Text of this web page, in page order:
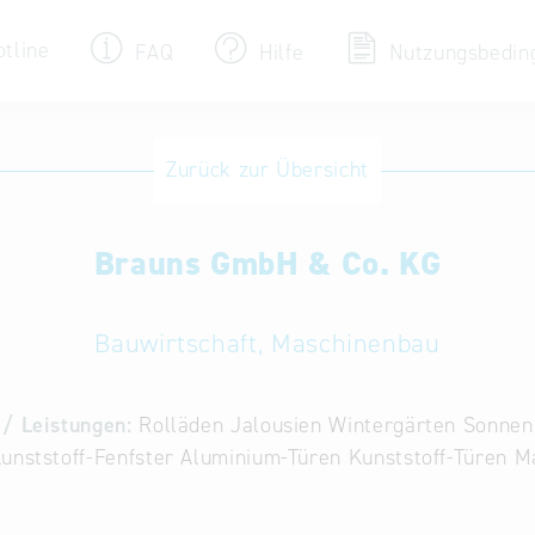
FAQ Hilfe
Eintrag ändern / löschen
Aktualisieren Sie Ihren bestehenden Eintrag
Internationale Datenbanken
der Slowakei
Zurück zur Übersicht
Brauns GmbH & Co. KG
Bauwirtschaft, Maschinenbau
Leistungen: Rolläden Jalousien Wintergärten
Fenfster Aluminium-Türen Kunststoff-Türen